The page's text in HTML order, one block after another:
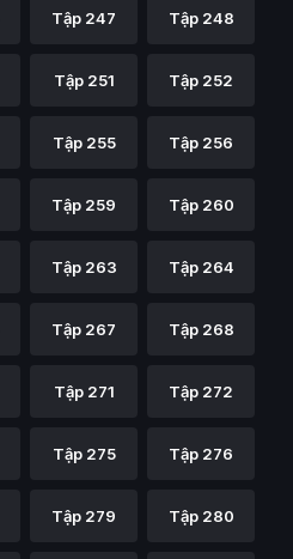
Tập 247 Tập 248
Tập 251 Tập 252
Tập 255 Tập 256
Tập 259 Tập 260
Tập 263 Tập 264
Tập 267 Tập 268
Tập 271 Tập 272
Tập 275 Tập 276
Tập 279 Tập 280